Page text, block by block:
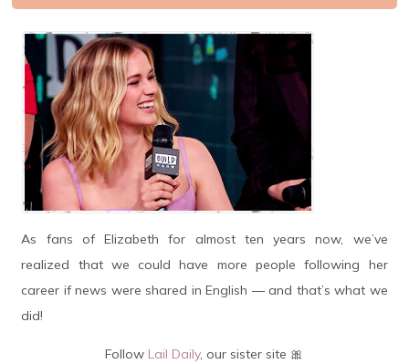
As fans of Elizabeth for almost ten years now, we’ve
realized that we could have more people following her
career if news were shared in English — and that’s what we
did!
Follow Lail Daily, our sister site 🎀